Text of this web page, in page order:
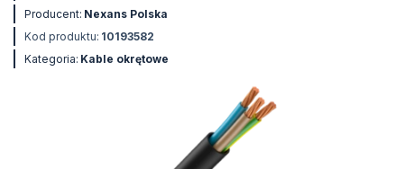
Producent: Nexans Polska
Kod produktu: 10193582
Kategoria: Kable okrętowe